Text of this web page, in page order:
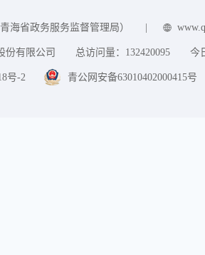
海省政务服务监督管理局）
份有限公司 总访问量： 132420095 今
号-2 青公网安备63010402000415号